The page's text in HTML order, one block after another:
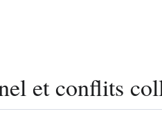
et conflits